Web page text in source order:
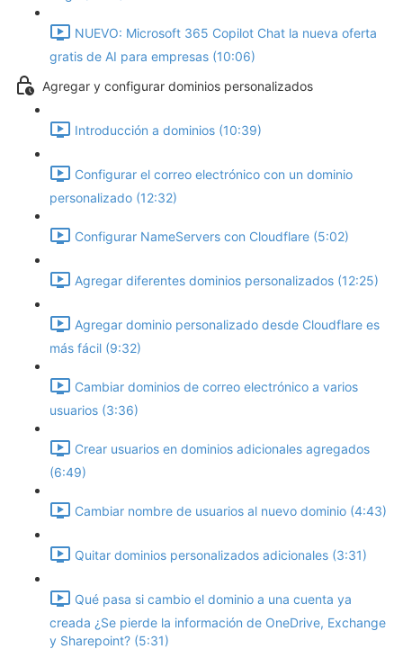
NUEVO: Microsoft 365 Copilot Chat la nueva oferta
gratis de AI para empresas (10:06)
Agregar y configurar dominios personalizados
Introducción a dominios (10:39)
Configurar el correo electrónico con un dominio
personalizado (12:32)
Configurar NameServers con Cloudflare (5:02)
Agregar diferentes dominios personalizados (12:25)
Agregar dominio personalizado desde Cloudflare es
más fácil (9:32)
Cambiar dominios de correo electrónico a varios
usuarios (3:36)
Crear usuarios en dominios adicionales agregados
(6:49)
Cambiar nombre de usuarios al nuevo dominio (4:43)
Quitar dominios personalizados adicionales (3:31)
Qué pasa si cambio el dominio a una cuenta ya
creada ¿Se pierde la información de OneDrive, Exchange
y Sharepoint? (5:31)